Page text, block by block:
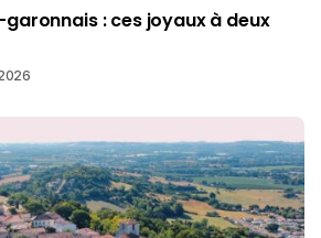
: ces joyaux à deux